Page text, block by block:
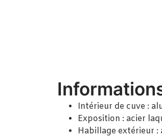
Intérieur de cuve :
Exposition : acier
Habillage extérieur :